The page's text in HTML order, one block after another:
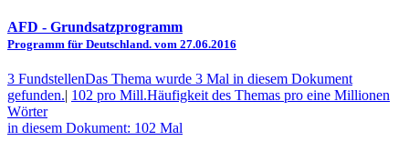
AFD - Grundsatzprogramm
Programm für Deutschland. vom 27.06.2016
3 FundstellenDas Thema wurde 3 Mal in diesem Dokument
gefunden.| 102 pro Mill.Häufigkeit des Themas pro eine Millionen
Wörter
in diesem Dokument: 102 Mal